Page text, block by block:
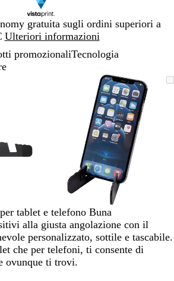
gratuita sugli ordini superiori a
Ulteriori informazioni
promozionaliTecnologia
L’immagine
può
essere
ingrandita
Ingrandito
a
minimo
Clicca
per
allargare
Usa
i
comandi
+
e
+
per
ingrandire
o
ridurre
e
le
frecce
per
spostarti
tablet e telefono Buna
alla giusta angolazione con il
personalizzato, sottile e tascabile.
che per telefoni, ti consente di
ovunque ti trovi.